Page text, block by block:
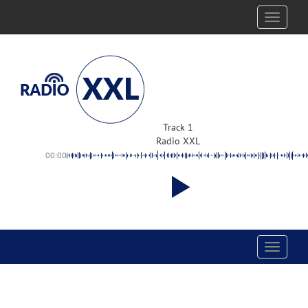
Toggle
Track 1
Radio XXL
00:00
Toggle